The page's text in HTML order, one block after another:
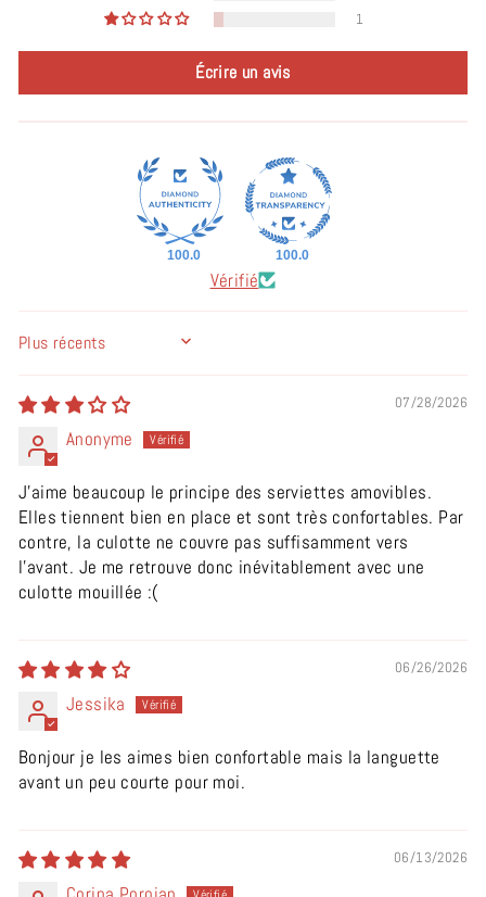
1
Écrire un avis
100.0 100.0
Vérifié
SORT BY
07/28/2026
Anonyme
J'aime beaucoup le principe des serviettes amovibles.
Elles tiennent bien en place et sont très confortables. Par
contre, la culotte ne couvre pas suffisamment vers
l'avant. Je me retrouve donc inévitablement avec une
culotte mouillée :(
06/26/2026
Jessika
Bonjour je les aimes bien confortable mais la languette
avant un peu courte pour moi.
06/13/2026